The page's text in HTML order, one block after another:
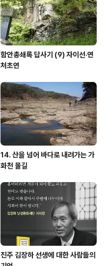
함안총쇄록 답사기 (9) 자이선·연
처초연
14. 산을 넘어 바다로 내려가는 가
화천 물길
진주 김장하 선생에 대한 사람들의